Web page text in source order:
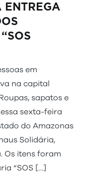
ENTREGA
em
na capital
sapatos e
sexta-feira
do Amazonas
Solidária,
Os itens foram
“SOS […]